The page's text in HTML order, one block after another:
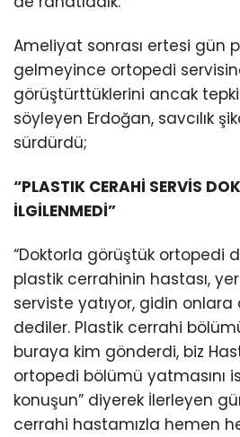
Ameliyat sonrası ertesi gün
gelmeyince ortopedi
görüştürttüklerini ancak tepki
söyleyen Erdoğan, savcılık
sürdürdü;
“PLASTIK CERAHİ SERVİS
İLGİLENMEDİ”
“Doktorla görüştük ortopedi
plastik cerrahinin hastası,
serviste yatıyor, gidin onlara
dediler. Plastik cerrahi
buraya kim gönderdi, biz
ortopedi bölümü yatmasını
konuşun” diyerek İlerleyen
cerrahi hastamızla hemen